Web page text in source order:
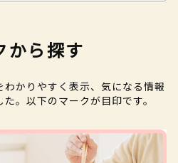
から探す
かりやすく表示、気になる情報
。以下のマークが目印です。